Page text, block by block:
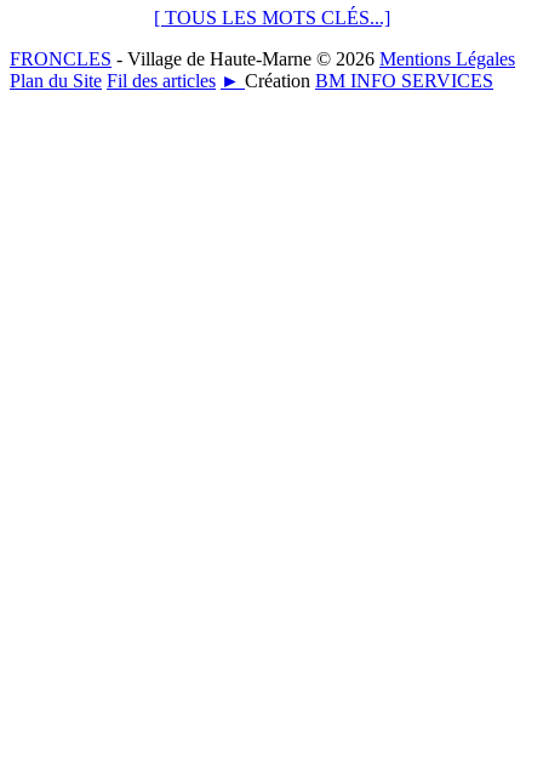
[ TOUS LES MOTS CLÉS...]
FRONCLES - Village de Haute-Marne © 2026 Mentions Légales
Plan du Site Fil des articles ► Création BM INFO SERVICES